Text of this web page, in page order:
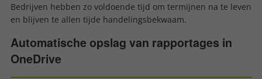
Bedrijven hebben zo voldoende tijd om termijnen na te leven
en blijven te allen tijde handelingsbekwaam.
Automatische opslag van rapportages in
OneDrive